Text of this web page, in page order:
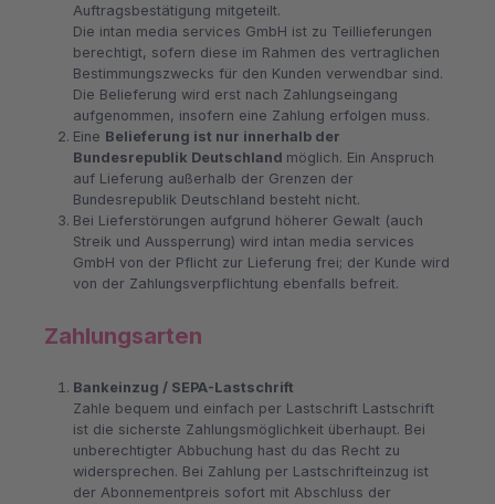
Auftragsbestätigung mitgeteilt.
Die intan media services GmbH ist zu Teillieferungen
berechtigt, sofern diese im Rahmen des vertraglichen
Bestimmungszwecks für den Kunden verwendbar sind.
Die Belieferung wird erst nach Zahlungseingang
aufgenommen, insofern eine Zahlung erfolgen muss.
Eine Belieferung ist nur innerhalb der
Bundesrepublik Deutschland möglich. Ein Anspruch
auf Lieferung außerhalb der Grenzen der
Bundesrepublik Deutschland besteht nicht.
Bei Lieferstörungen aufgrund höherer Gewalt (auch
Streik und Aussperrung) wird intan media services
GmbH von der Pflicht zur Lieferung frei; der Kunde wird
von der Zahlungsverpflichtung ebenfalls befreit.
Zahlungsarten
Bankeinzug / SEPA-Lastschrift
Zahle bequem und einfach per Lastschrift Lastschrift
ist die sicherste Zahlungsmöglichkeit überhaupt. Bei
unberechtigter Abbuchung hast du das Recht zu
widersprechen. Bei Zahlung per Lastschrifteinzug ist
der Abonnementpreis sofort mit Abschluss der